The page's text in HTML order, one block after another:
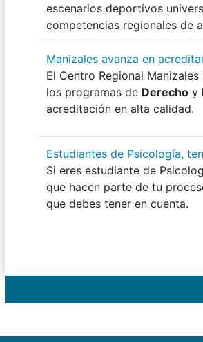
escenarios deportivos
competencias regionales de
Manizales avanza en
El Centro Regional
los programas de Derecho y
acreditación en alta calidad.
Estudiantes de Psicología,
Si eres estudiante de
que hacen parte de tu
que debes tener en cuenta.